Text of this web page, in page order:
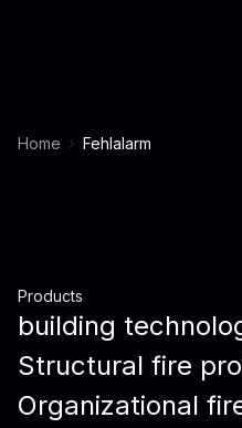
Home Fehlalarm
Products
building
Structural fire
Organizational